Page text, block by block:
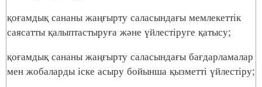
қоғамдық сананы жаңғырту саласындағы мемлекеттік
саясатты қалыптастыруға және үйлестіруге қатысу;
қоғамдық сананы жаңғырту саласындағы бағдарламалар
мен жобаларды іске асыру бойынша қызметті үйлестіру;